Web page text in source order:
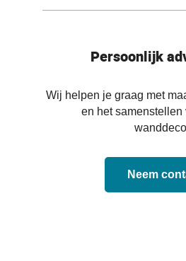
Persoonlijk
Wij helpen je graag met
en het
Neem